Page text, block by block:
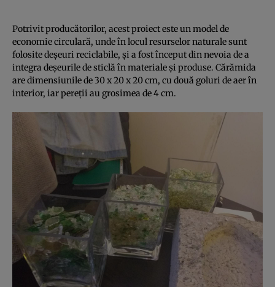
Potrivit producătorilor, acest proiect este un model de
economie circulară, unde în locul resurselor naturale sunt
folosite deşeuri reciclabile, şi a fost început din nevoia de a
integra deşeurile de sticlă în materiale şi produse. Cărămida
are dimensiunile de 30 x 20 x 20 cm, cu două goluri de aer în
interior, iar pereţii au grosimea de 4 cm.